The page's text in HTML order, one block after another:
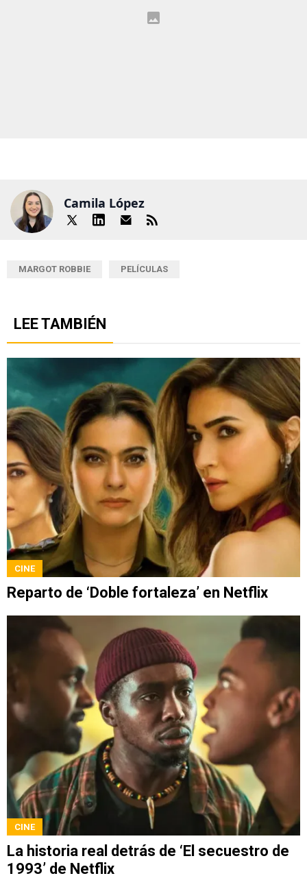
Camila López
MARGOT ROBBIE PELÍCULAS
LEE TAMBIÉN
CINE
Reparto de ‘Doble fortaleza’ en Netflix
CINE
La historia real detrás de ‘El secuestro de
1993’ de Netflix